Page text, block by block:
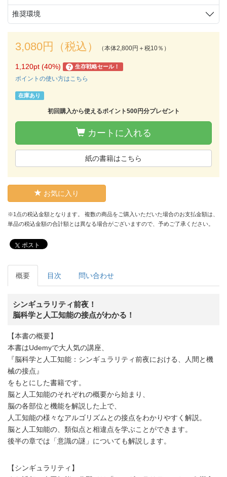
推奨環境
3,080円（税込） （本体2,800円＋税10％）
1,120pt (40%) ? 生存戦略セール！
ポイントの使い方はこちら
在庫あり
初回購入から使えるポイント500円分プレゼント
カートに入れる
紙の書籍はこちら
お気に入り
※1点の税込金額となります。 複数の商品をご購入いただいた場合のお支払金額は、
単品の税込金額の合計額とは異なる場合がございますので、予めご了承ください。
ポスト
概要 目次 問い合わせ
シンギュラリティ前夜！
脳科学と人工知能の接点がわかる！
【本書の概要】
本書はUdemyで大人気の講座、
『脳科学と人工知能：シンギュラリティ前夜における、人間と機
械の接点』
をもとにした書籍です。
脳と人工知能のそれぞれの概要から始まり、
脳の各部位と機能を解説した上で、
人工知能の様々なアルゴリズムとの接点をわかりやすく解説。
脳と人工知能の、類似点と相違点を学ぶことができます。
後半の章では「意識の謎」についても解説します。
【シンギュラリティ】